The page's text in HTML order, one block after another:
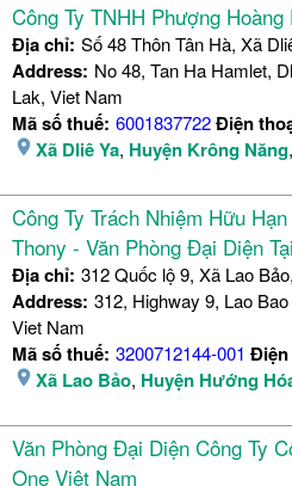
Công Ty TNHH Phượng Hoàng
Địa chỉ: Số 48 Thôn Tân Hà, Xã
Address: No 48, Tan Ha Hamlet,
Lak, Viet Nam
Mã số thuế: 6001837722Điện
Xã Dliê Ya, Huyện Krông Năng,
Công Ty Trách Nhiệm Hữu
Thony - Văn Phòng Đại Diện
Địa chỉ: 312 Quốc lộ 9, Xã Lao
Address: 312, Highway 9, Lao
Viet Nam
Mã số thuế: 3200712144-001 Điện
Xã Lao Bảo, Huyện Hướng
Văn Phòng Đại Diện Công Ty
One Việt Nam